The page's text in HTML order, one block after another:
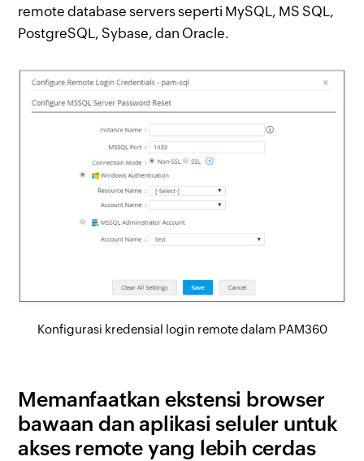
remote database servers seperti MySQL, MS SQL,
PostgreSQL, Sybase, dan Oracle.
Konfigurasi kredensial login remote dalam PAM360
Memanfaatkan ekstensi browser
bawaan dan aplikasi seluler untuk
akses remote yang lebih cerdas